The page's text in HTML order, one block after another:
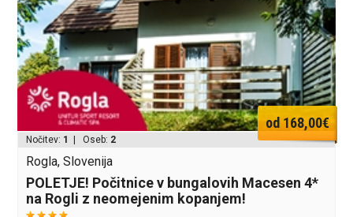
od 168,00€
Nočitev: 1 | Oseb: 2
Rogla, Slovenija
POLETJE! Počitnice v bungalovih Macesen 4*
na Rogli z neomejenim kopanjem!